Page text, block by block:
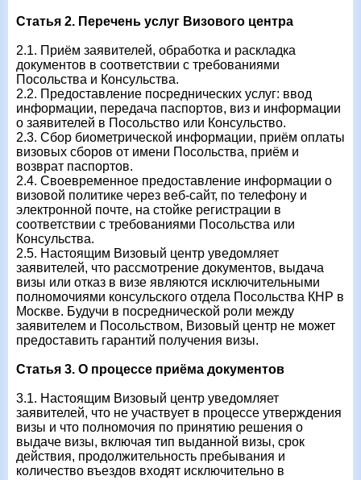
Статья 2. Перечень услуг Визового центра
2.1. Приём заявителей, обработка и раскладка
документов в соответствии с требованиями
Посольства и Консульства.
2.2. Предоставление посреднических услуг: ввод
информации, передача паспортов, виз и информации
о заявителей в Посольство или Консульство.
2.3. Сбор биометрической информации, приём оплаты
визовых сборов от имени Посольства, приём и
возврат паспортов.
2.4. Своевременное предоставление информации о
визовой политике через веб-сайт, по телефону и
электронной почте, на стойке регистрации в
соответствии с требованиями Посольства или
Консульства.
2.5. Настоящим Визовый центр уведомляет
заявителей, что рассмотрение документов, выдача
визы или отказ в визе являются исключительными
полномочиями консульского отдела Посольства КНР в
Москве. Будучи в посреднической роли между
заявителем и Посольством, Визовый центр не может
предоставить гарантий получения визы.
Статья 3. О процессе приёма документов
3.1. Настоящим Визовый центр уведомляет
заявителей, что не участвует в процессе утверждения
визы и что полномочия по принятию решения о
выдаче визы, включая тип выданной визы, срок
действия, продолжительность пребывания и
количество въездов входят исключительно в